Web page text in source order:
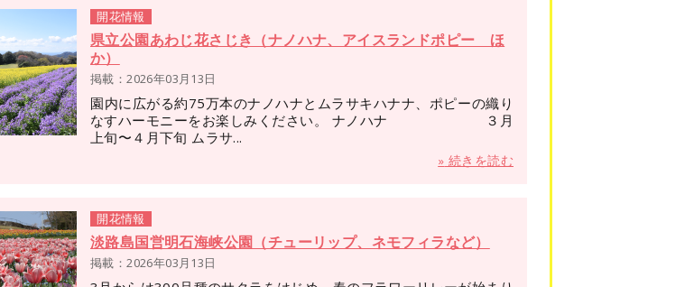
開花情報
県立公園あわじ花さじき（ナノハナ、アイスランドポピー ほ
か）
掲載：2026年03月13日
園内に広がる約75万本のナノハナとムラサキハナナ、ポピーの織り
なすハーモニーをお楽しみください。 ナノハナ ３月
上旬〜４月下旬 ムラサ...
» 続きを読む
開花情報
淡路島国営明石海峡公園（チューリップ、ネモフィラなど）
掲載：2026年03月13日